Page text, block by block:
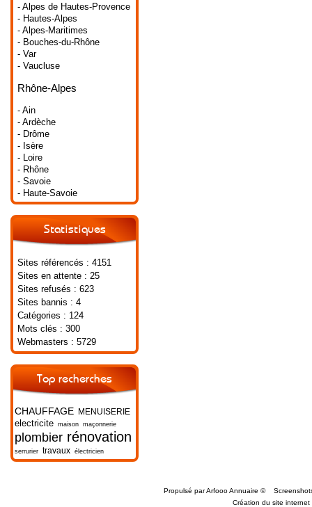
- Alpes de Hautes-Provence
- Hautes-Alpes
- Alpes-Maritimes
- Bouches-du-Rhône
- Var
- Vaucluse
Rhône-Alpes
- Ain
- Ardèche
- Drôme
- Isère
- Loire
- Rhône
- Savoie
- Haute-Savoie
Statistiques
Sites référencés : 4151
Sites en attente : 25
Sites refusés : 623
Sites bannis : 4
Catégories : 124
Mots clés : 300
Webmasters : 5729
Top recherches
CHAUFFAGE MENUISERIE
electricite maison maçonnerie
plombier rénovation
serrurier travaux électricien
Propulsé parArfooo Annuaire ©
Création du site internet